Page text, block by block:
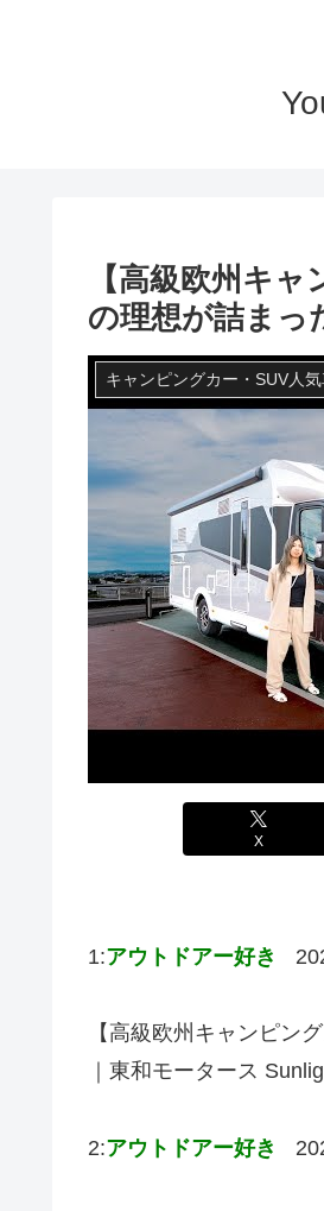
【高級欧州キ
の理想が詰まっ
キャンピングカー・SUV人
X
1:アウトドアー好き
【高級欧州キャンピン
｜東和モータース
2:アウトドアー好き